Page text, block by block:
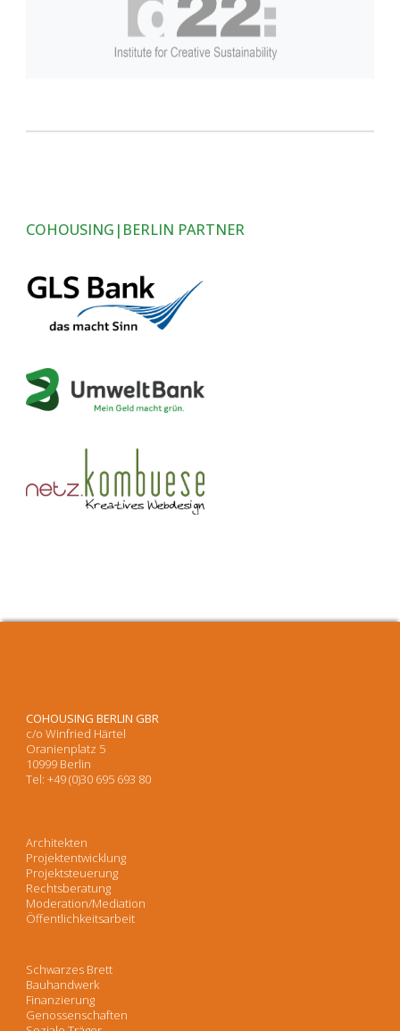
COHOUSING|BERLIN PARTNER
COHOUSING BERLIN GBR
c/o Winfried Härtel
Oranienplatz 5
10999 Berlin
Tel: +49 (0)30 695 693 80
Architekten
Projektentwicklung
Projektsteuerung
Rechtsberatung
Moderation/Mediation
Öffentlichkeitsarbeit
Schwarzes Brett
Bauhandwerk
Finanzierung
Genossenschaften